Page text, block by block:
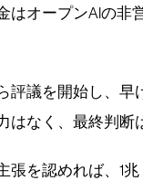
はオープンAIの
評議を開始し、早
はなく、最終判断
張を認めれば、1